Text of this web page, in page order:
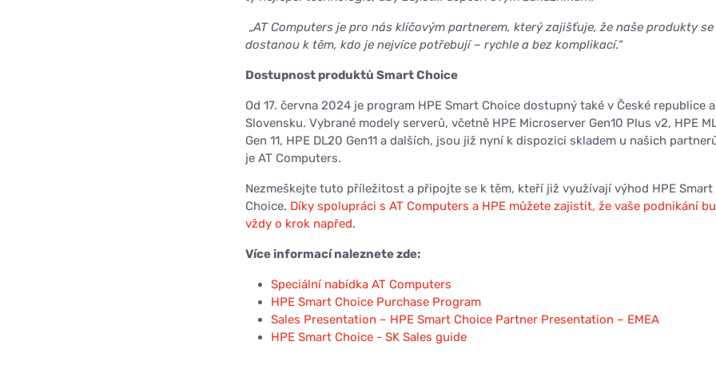
„AT Computers je pro nás klíčovým partnerem, který zajišťuje, že naše produkty se
dostanou k těm, kdo je nejvíce potřebují – rychle a bez komplikací.“
Dostupnost produktů Smart Choice
Od 17. června 2024 je program HPE Smart Choice dostupný také v České republice
Slovensku. Vybrané modely serverů, včetně HPE Microserver Gen10 Plus v2, HPE
Gen 11, HPE DL20 Gen11 a dalších, jsou již nyní k dispozici skladem u našich
je AT Computers.
Nezmeškejte tuto příležitost a připojte se k těm, kteří již využívají výhod HPE Smart
Choice. Díky spolupráci s AT Computers a HPE můžete zajistit, že vaše podnikání
vždy o krok napřed.
Více informací naleznete zde:
Speciální nabídka AT Computers
HPE Smart Choice Purchase Program
Sales Presentation – HPE Smart Choice Partner Presentation – EMEA
HPE Smart Choice - SK Sales guide